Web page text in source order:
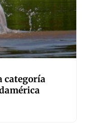
categoría